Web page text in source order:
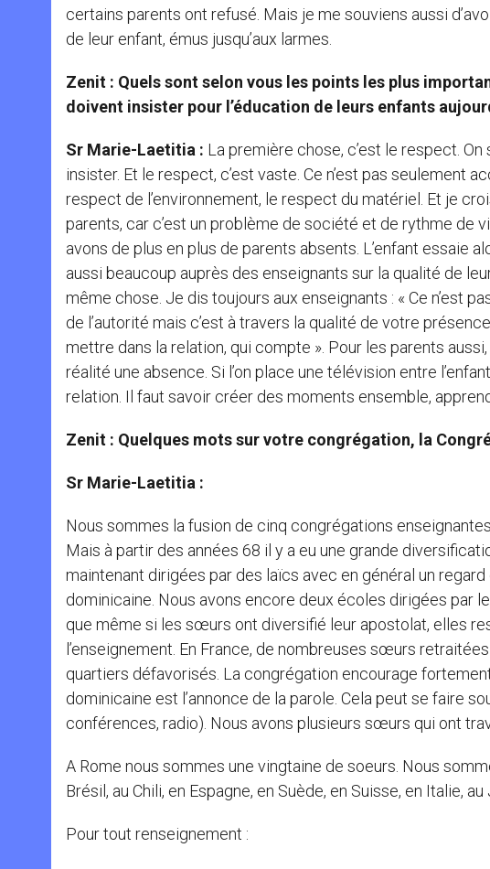
certains parents ont refusé. Mais je me souviens aussi
de leur enfant, émus jusqu’aux larmes.
Zenit : Quels sont selon vous les points les plus
doivent insister pour l’éducation de leurs enfants
Sr Marie-Laetitia : La première chose, c’est le respect. On
insister. Et le respect, c’est vaste. Ce n’est pas seulement
respect de l’environnement, le respect du matériel. Et je
parents, car c’est un problème de société et de rythme de
avons de plus en plus de parents absents. L’enfant essaie
aussi beaucoup auprès des enseignants sur la qualité de
même chose. Je dis toujours aux enseignants : « Ce n’est
de l’autorité mais c’est à travers la qualité de votre
mettre dans la relation, qui compte ». Pour les parents
réalité une absence. Si l’on place une télévision entre
relation. Il faut savoir créer des moments ensemble,
Zenit : Quelques mots sur votre congrégation, la
Sr Marie-Laetitia :
Nous sommes la fusion de cinq congrégations
Mais à partir des années 68 il y a eu une grande
maintenant dirigées par des laïcs avec en général un
dominicaine. Nous avons encore deux écoles dirigées par
que même si les sœurs ont diversifié leur apostolat, elles
l’enseignement. En France, de nombreuses sœurs
quartiers défavorisés. La congrégation encourage
dominicaine est l’annonce de la parole. Cela peut se faire
conférences, radio). Nous avons plusieurs sœurs qui ont
A Rome nous sommes une vingtaine de soeurs. Nous
Brésil, au Chili, en Espagne, en Suède, en Suisse, en Italie, au
Pour tout renseignement :